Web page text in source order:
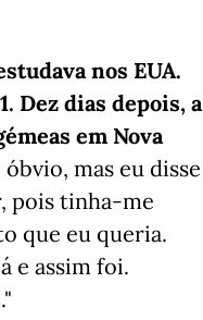
nos EUA.
Dez dias depois, a
em Nova
mas eu disse
pois tinha-me
que eu queria.
e assim foi.